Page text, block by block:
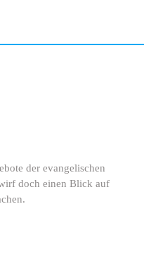
der evangelischen
doch einen Blick auf